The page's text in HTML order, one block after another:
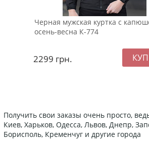
Черная мужская куртка с
осень-весна К-774
2299 грн.
Получить свои заказы очень просто,
Киев, Харьков, Одесса, Львов, Днепр,
Борисполь, Кременчуг и другие города